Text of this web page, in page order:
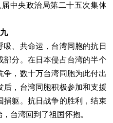
中央政治局第二十五次集体
九
、共命运，台湾同胞的抗日
部分。在日本侵占台湾的半个
，数十万台湾同胞为此付出
后，台湾同胞积极参加和支援
捐躯。抗日战争的胜利，结束
台湾回到了祖国怀抱。